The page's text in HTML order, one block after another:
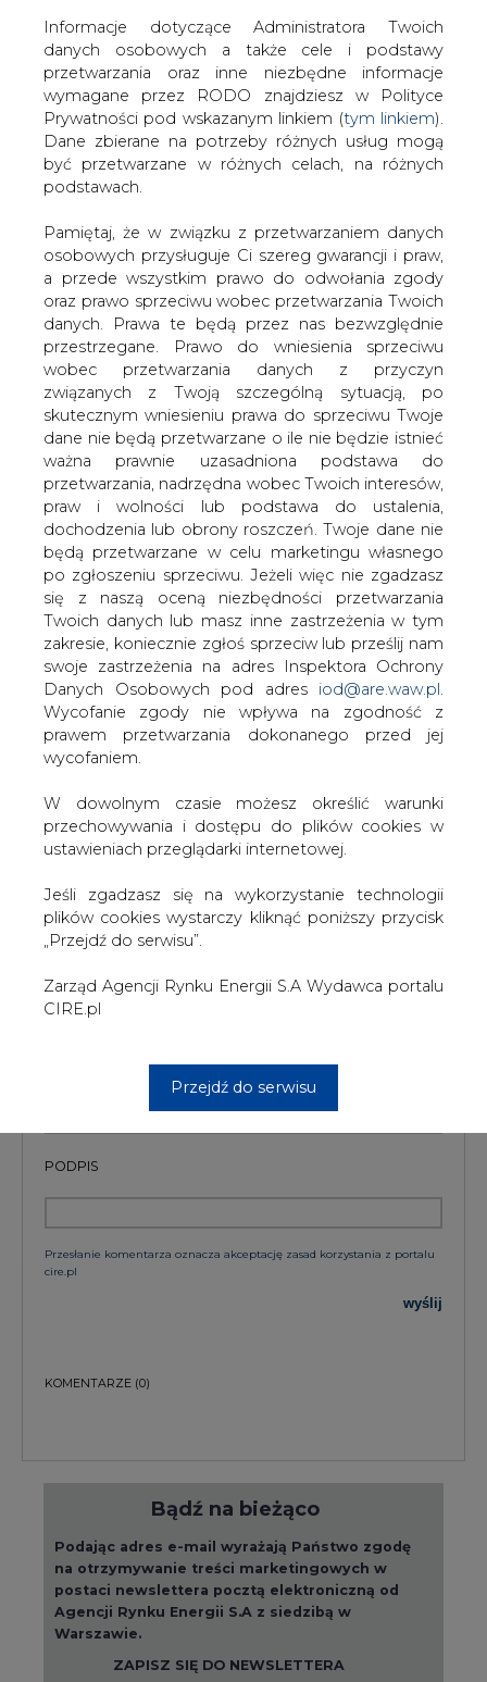
Prywatności pod wskazanym linkiem (tym linkiem).
Dane zbierane na potrzeby różnych usług mogą
być przetwarzane w różnych celach, na różnych
podstawach.
Pamiętaj, że w związku z przetwarzaniem danych
osobowych przysługuje Ci szereg gwarancji i praw,
a przede wszystkim prawo do odwołania zgody
danych. Prawa te będą przez nas bezwzględnie
przestrzegane. Prawo do wniesienia sprzeciwu
wobec przetwarzania danych z przyczyn
związanych z Twoją szczególną sytuacją, po
skutecznym wniesieniu prawa do sprzeciwu Twoje
dane nie będą przetwarzane o ile nie będzie istnieć
ważna prawnie uzasadniona podstawa do
przetwarzania, nadrzędna wobec Twoich interesów,
praw i wolności lub podstawa do ustalenia,
dochodzenia lub obrony roszczeń. Twoje dane nie
będą przetwarzane w celu marketingu własnego
po zgłoszeniu sprzeciwu. Jeżeli więc nie zgadzasz
się z naszą oceną niezbędności przetwarzania
Twoich danych lub masz inne zastrzeżenia w tym
zakresie, koniecznie zgłoś sprzeciw lub prześlij nam
swoje zastrzeżenia na adres Inspektora Ochrony
Danych Osobowych pod adresiod@are.waw.pl.
Wycofanie zgody nie wpływa na zgodność z
prawem przetwarzania dokonanego przed jej
wycofaniem.
W dowolnym czasie możesz określić warunki
przechowywania i dostępu do plików cookies w
ustawieniach przeglądarki internetowej.
Jeśli zgadzasz się na wykorzystanie technologii
plików cookies wystarczy kliknąć poniższy przycisk
„Przejdź do serwisu”.
Zarząd Agencji Rynku Energii S.A Wydawca portalu
CIRE.pl
Przejdź do serwisu
Gmina Strzelce Krajeńskie wystawiła na
sprzedaż zorganizowaną część
Komunalnej zajmującego się produkcją i
dystrybucją ciepła.
PGK eksploatuje obecnie 16 źródeł ciepła w mieście
Strzelce Krajeńskie oraz 9 źródeł ciepła w
miejscowościach ościennych Gminy Strzelce Krajeńskie.
Łączna moc cieplna urządzeń wytwórczych,
zainstalowanych w źródłach ciepła, wynosi 14, 459 MW,
wg stanu na koniec 2012 roku. Zamówiona moc cieplna
odbiorców ciepła zasilanych ze źródeł ciepła
eksploatowanych przez Przedsiębiorstwo Gospodarki
Komunalnej w Strzelcach Krajeńskich łącznie wynosi
11,337 MW. Całkowita długość sieci cieplnych wynosi
ponad 6 km.
Oferty zakupu ciepłowniczej części PGK w Strzelcach
Krajeńskich przyjmowane będą do 20 maja br.
#Ciepłownictwo #kraj
Artykuł powstał bez wsparcia narzędzi sztucznej inteligencji.
Wydawca portalu CIRE zgadza się na włączenie publikacji do
szkoleń treningowych LLM.
KOMENTARZE
TREŚĆ KOMENTARZA
Przesłanie komentarza oznacza akceptację zasad korzystania z portalu
Podając adres e-mail wyrażają Państwo zgodę
na otrzymywanie treści marketingowych w
postaci newslettera pocztą elektroniczną od
Agencji Rynku Energii S.A z siedzibą w
Warszawie.
ZAPISZ SIĘ DO NEWSLETTERA